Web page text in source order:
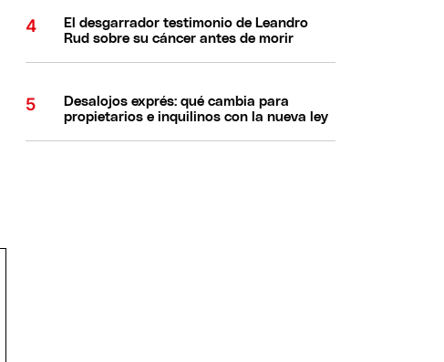
El desgarrador testimonio de Leandro
Rud sobre su cáncer antes de morir
Desalojos exprés: qué cambia para
propietarios e inquilinos con la nueva ley